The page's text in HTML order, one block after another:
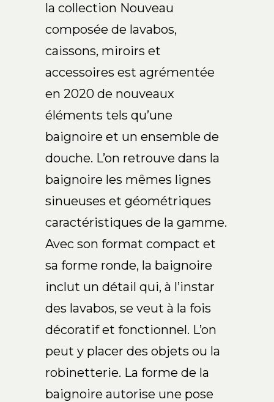
Origami Collection
Plateau Collection
Rest Collection
Ribbon Collection
Stand Collection
À propos de nous
la collection Nouveau
composée de lavabos,
caissons, miroirs et
accessoires est agrémentée
en 2020 de nouveaux
éléments tels qu’une
baignoire et un ensemble de
douche. L’on retrouve dans la
baignoire les mêmes lignes
sinueuses et géométriques
caractéristiques de la gamme.
Avec son format compact et
sa forme ronde, la baignoire
inclut un détail qui, à l’instar
des lavabos, se veut à la fois
décoratif et fonctionnel. L’on
peut y placer des objets ou la
robinetterie. La forme de la
baignoire autorise une pose